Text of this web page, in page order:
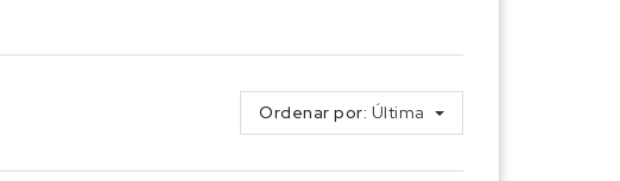
Ordenar por: Última